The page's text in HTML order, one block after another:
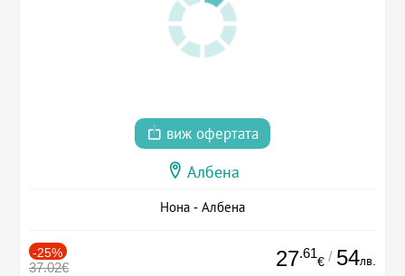
виж офертата
Албена
Нона - Албена
-25%
37.02€ 27.61
€ / 54лв.